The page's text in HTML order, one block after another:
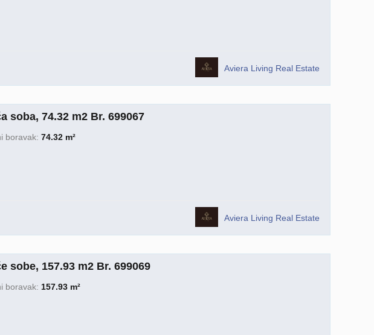
Aviera Living Real Estate
soba, 74.32 m2 Br. 699067
boravak: 74.32 m²
Aviera Living Real Estate
sobe, 157.93 m2 Br. 699069
boravak: 157.93 m²